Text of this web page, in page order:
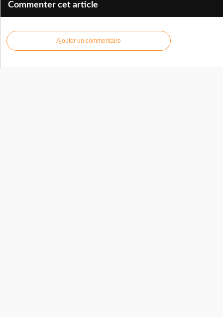
Commenter cet article
Ajouter un commentaire